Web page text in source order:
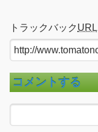
トラックバック URL
コメントする